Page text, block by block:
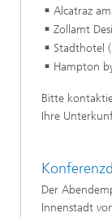
Alcatraz
Zollamt
Stadthotel
Hampton
Bitte
Ihre
Der
Innenstadt